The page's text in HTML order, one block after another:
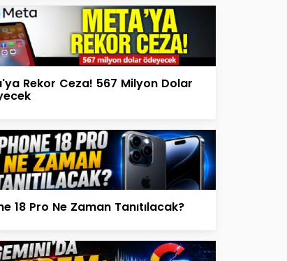
Rekor Ceza! 567 Milyon Dolar
18 Pro Ne Zaman Tanıtılacak?